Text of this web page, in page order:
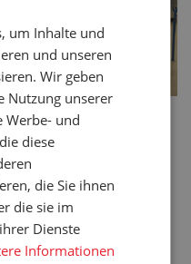
Schluss:
auf
hat man in der
Filmentwickler unter der
Im Endergebnis was
um Inhalte und
und unseren
Wir geben
Nutzung unserer
Werbe- und
diese
die Sie ihnen
die sie im
Dienste
Informationen